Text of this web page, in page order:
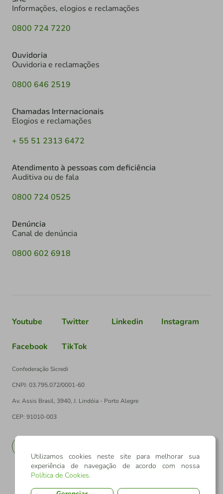
Informações, elogios e reclamações
0800 724 7220
Ouvidoria
Ouvidoria e reclamações
0800 646 2519
Chamadas Internacionais
Elogios e reclamações
+ 55 51 2313 6472
Atendimento à pessoas com deficiência
Auditiva ou de fala
0800 724 0525
Denúncia
Canal de denúncia
0800 602 6918
Youtube Twitter Linkedin Instagram
Facebook TikTok
Confederação Sicredi
CNPJ: 03.795.072/0001-60
Av. Assis Brasil, 3940, J. Lindóia - Porto Alegre
CEP: 91010-003
Utilizamos cookies neste site para melhorar sua
experiência de navegação de acordo com nossa
Política de Cookies.